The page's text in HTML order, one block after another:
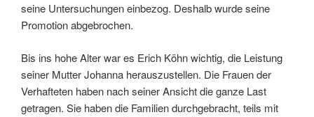
seine Untersuchungen einbezog. Deshalb wurde seine
Promotion abgebrochen.
Bis ins hohe Alter war es Erich Köhn wichtig, die Leistung
seiner Mutter Johanna herauszustellen. Die Frauen der
Verhafteten haben nach seiner Ansicht die ganze Last
getragen. Sie haben die Familien durchgebracht, teils mit